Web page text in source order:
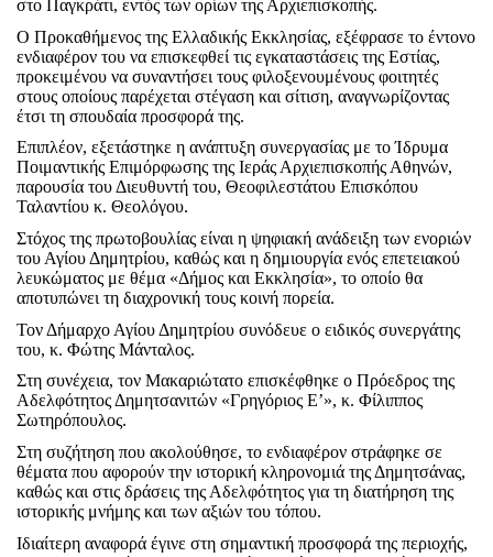
στο Παγκράτι, εντός των ορίων της Αρχιεπισκοπής.
Ο Προκαθήμενος της Ελλαδικής Εκκλησίας, εξέφρασε το έντονο
ενδιαφέρον του να επισκεφθεί τις εγκαταστάσεις της Εστίας,
προκειμένου να συναντήσει τους φιλοξενουμένους φοιτητές
στους οποίους παρέχεται στέγαση και σίτιση, αναγνωρίζοντας
έτσι τη σπουδαία προσφορά της.
Επιπλέον, εξετάστηκε η ανάπτυξη συνεργασίας με το Ίδρυμα
Ποιμαντικής Επιμόρφωσης της Ιεράς Αρχιεπισκοπής Αθηνών,
παρουσία του Διευθυντή του, Θεοφιλεστάτου Επισκόπου
Ταλαντίου κ. Θεολόγου.
Στόχος της πρωτοβουλίας είναι η ψηφιακή ανάδειξη των ενοριών
του Αγίου Δημητρίου, καθώς και η δημιουργία ενός επετειακού
λευκώματος με θέμα «Δήμος και Εκκλησία», το οποίο θα
αποτυπώνει τη διαχρονική τους κοινή πορεία.
Τον Δήμαρχο Αγίου Δημητρίου συνόδευε ο ειδικός συνεργάτης
του, κ. Φώτης Mάνταλος.
Στη συνέχεια, τον Μακαριώτατο επισκέφθηκε ο Πρόεδρος της
Αδελφότητος Δημητσανιτών «Γρηγόριος Ε’», κ. Φίλιππος
Σωτηρόπουλος.
Στη συζήτηση που ακολούθησε, το ενδιαφέρον στράφηκε σε
θέματα που αφορούν την ιστορική κληρονομιά της Δημητσάνας,
καθώς και στις δράσεις της Αδελφότητος για τη διατήρηση της
ιστορικής μνήμης και των αξιών του τόπου.
Ιδιαίτερη αναφορά έγινε στη σημαντική προσφορά της περιοχής,